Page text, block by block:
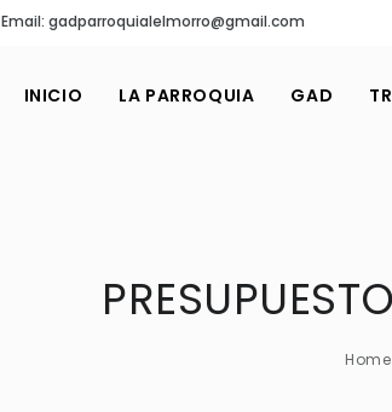
Email: gadparroquialelmorro@gmail.com
INICIO LA PARROQUIA GAD
Home